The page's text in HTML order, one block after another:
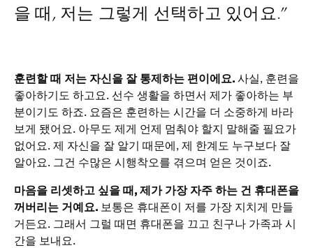
을 때, 저는 그렇게 선택하고 있어요.”
훈련할 때 저는 자신을 잘 통제하는 편이에요. 사실, 훈련을
좋아하기도 하고요. 선수 생활을 하면서 제가 좋아하는 부
분이기도 하죠. 요즘은 훈련하는 시간을 더 소중하게 바라
보게 됐어요. 아무도 제게 언제 멈춰야 할지 말해줄 필요가
없어요. 제 자신을 잘 알기 때문에, 제 한계도 누구보다 잘
알아요. 그건 수많은 시행착오를 겪으며 얻은 것이죠.
마음을 리셋하고 싶을 때, 제가 가장 자주 하는 건 휴대폰을
꺼버리는 거예요. 보통은 휴대폰이 저를 가장 지치게 만들
거든요. 그래서 그럴 때면 휴대폰을 끄고 친구나 가족과 시
간을 보내요.